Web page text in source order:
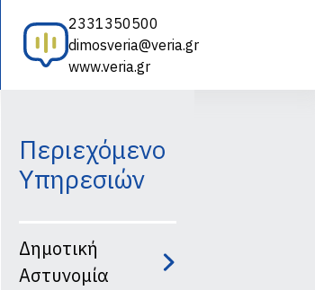
2331350500
dimosveria@veria.gr
www.veria.gr
Περιεχόμενο
Υπηρεσιών
Δημοτική
Αστυνομία